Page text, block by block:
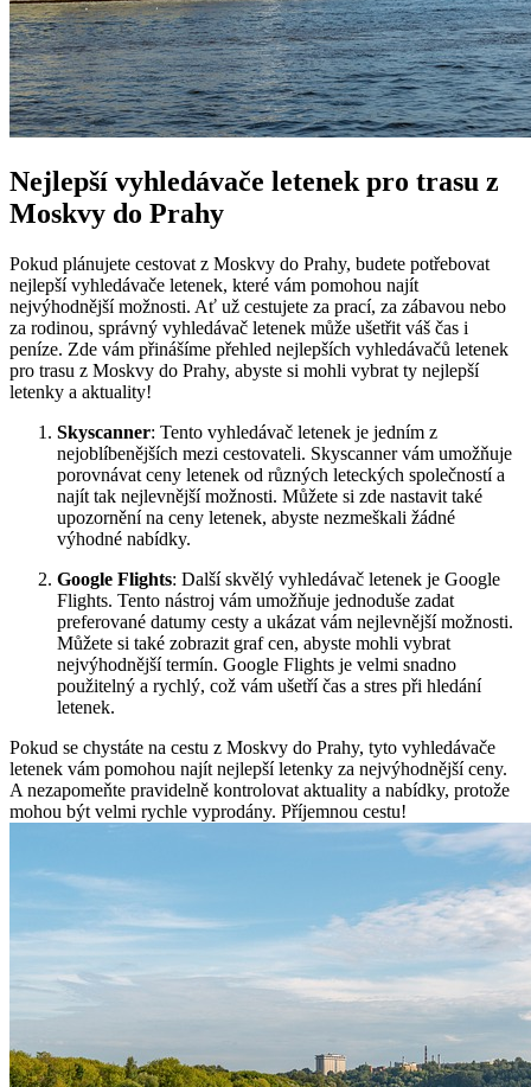
Nejlepší vyhledávače letenek pro trasu z
Moskvy do Prahy
Pokud plánujete cestovat z Moskvy do Prahy, budete potřebovat
nejlepší vyhledávače letenek, které vám pomohou najít
nejvýhodnější možnosti. Ať už cestujete za prací, za zábavou nebo
za rodinou, správný vyhledávač letenek může ušetřit váš čas i
peníze. Zde vám přinášíme přehled nejlepších vyhledávačů letenek
pro trasu z Moskvy do Prahy, abyste si mohli vybrat ty nejlepší
letenky a aktuality!
Skyscanner: Tento vyhledávač letenek je jedním z
nejoblíbenějších mezi cestovateli. Skyscanner vám umožňuje
porovnávat ceny letenek od různých leteckých společností a
najít tak nejlevnější možnosti. Můžete si zde nastavit také
upozornění na ceny letenek, abyste nezmeškali žádné
výhodné nabídky.
Google Flights: Další skvělý vyhledávač letenek je Google
Flights. Tento nástroj vám umožňuje jednoduše zadat
preferované datumy cesty a ukázat vám nejlevnější možnosti.
Můžete si také zobrazit graf cen, abyste mohli vybrat
nejvýhodnější termín. Google Flights je velmi snadno
použitelný a rychlý, což vám ušetří čas a stres při hledání
letenek.
Pokud se chystáte na cestu z Moskvy do Prahy, tyto vyhledávače
letenek vám pomohou najít nejlepší letenky za nejvýhodnější ceny.
A nezapomeňte pravidelně kontrolovat aktuality a nabídky, protože
mohou být velmi rychle vyprodány. Příjemnou cestu!